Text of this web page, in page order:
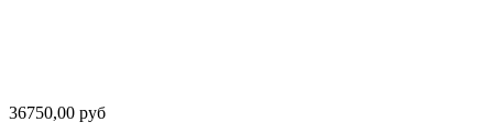
36750,00 руб